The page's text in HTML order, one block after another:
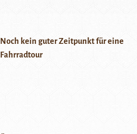
Noch kein guter Zeitpunkt für eine
Fahrradtour